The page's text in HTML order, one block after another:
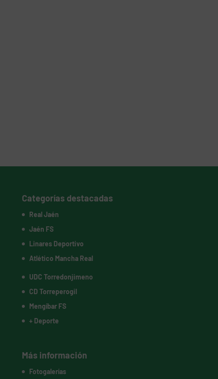
Categorías destacadas
Real Jaén
Jaén FS
Linares Deportivo
Atlético Mancha Real
UDC Torredonjimeno
CD Torreperogil
Mengíbar FS
+ Deporte
Más información
Fotogalerías